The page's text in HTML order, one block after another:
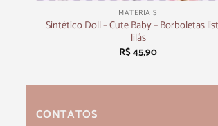
MATERIAIS
Sintético Doll – Cute Baby – Borboletas
lilás
R$45,90
CONTATOS